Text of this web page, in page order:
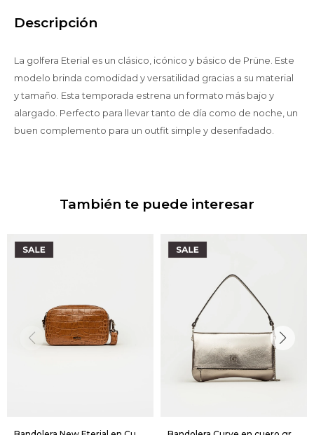
Descripción
La golfera Eterial es un clásico, icónico y básico de Prüne. Este
modelo brinda comodidad y versatilidad gracias a su material
y tamaño. Esta temporada estrena un formato más bajo y
alargado. Perfecto para llevar tanto de día como de noche, un
buen complemento para un outfit simple y desenfadado.
También te puede interesar